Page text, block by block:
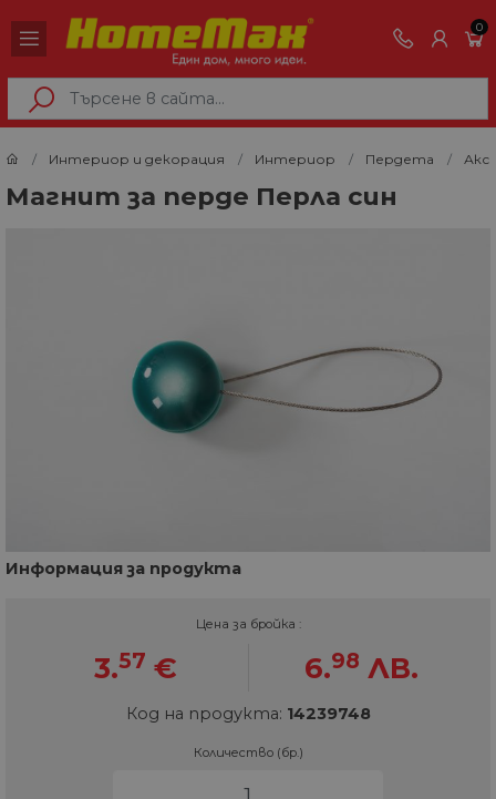
0
Интериор и декорация Интериор Пердета
Магнит за перде Перла син
Информация за продукта
Цена за бройка :
3.57 € 6.98 ЛВ.
Код на продукта: 14239748
Количество (бр.)